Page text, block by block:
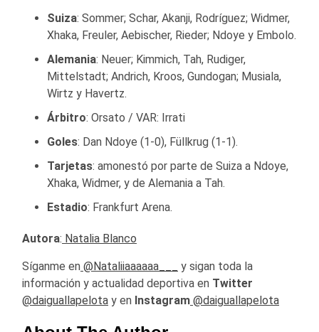
Suiza: Sommer; Schar, Akanji, Rodríguez; Widmer,
Xhaka, Freuler, Aebischer, Rieder; Ndoye y Embolo.
Alemania: Neuer; Kimmich, Tah, Rudiger,
Mittelstadt; Andrich, Kroos, Gundogan; Musiala,
Wirtz y Havertz.
Árbitro: Orsato / VAR: Irrati
Goles: Dan Ndoye (1-0), Füllkrug (1-1).
Tarjetas: amonestó por parte de Suiza a Ndoye,
Xhaka, Widmer, y de Alemania a Tah.
Estadio: Frankfurt Arena.
Autora: Natalia Blanco
Síganme en @Nataliiaaaaaa___
y sigan toda la
información y actualidad deportiva en Twitter
@daiguallapelota y en Instagram @daiguallapelota